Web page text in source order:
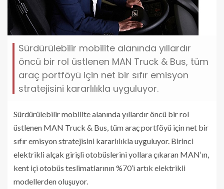
Sürdürülebilir mobilite alanında yıllardır
öncü bir rol üstlenen MAN Truck & Bus, tüm
araç portföyü için net bir sıfır emisyon
stratejisini kararlılıkla uyguluyor.
Sürdürülebilir mobilite alanında yıllardır öncü bir rol
üstlenen MAN Truck & Bus, tüm araç portföyü için net bir
sıfır emisyon stratejisini kararlılıkla uyguluyor. Birinci
elektrikli alçak girişli otobüslerini yollara çıkaran MAN‘ın,
kent içi otobüs teslimatlarının %70’i artık elektrikli
modellerden oluşuyor.